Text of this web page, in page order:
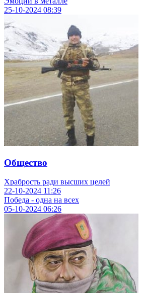
25-10-2024 08:39
Общество
Храбрость ради высших целей
22-10-2024 11:26
Победа - одна на всех
05-10-2024 06:26